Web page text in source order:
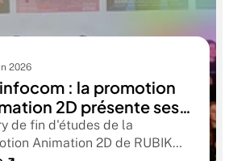
2026
: la promotion
2D présente ses
de fin d'études de la
Animation 2D de RUBIKA